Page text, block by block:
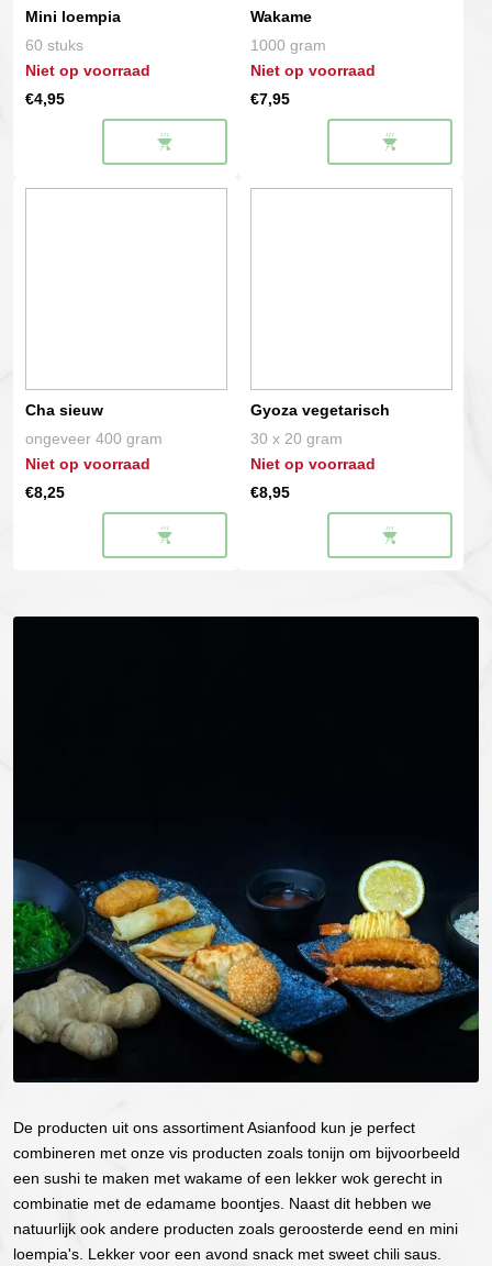
Mini loempia
60 stuks
Niet op voorraad
€4,95
Wakame
1000 gram
Niet op voorraad
€7,95
Cha sieuw
ongeveer 400 gram
Niet op voorraad
€8,25
Gyoza vegetarisch
30 x 20 gram
Niet op voorraad
€8,95
De producten uit ons assortiment Asianfood kun je perfect
combineren met onze vis producten zoals tonijn om bijvoorbeeld
een sushi te maken met wakame of een lekker wok gerecht in
combinatie met de edamame boontjes. Naast dit hebben we
natuurlijk ook andere producten zoals geroosterde eend en mini
loempia's. Lekker voor een avond snack met sweet chili saus.